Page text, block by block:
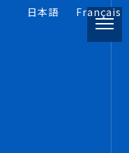
日本語 Français